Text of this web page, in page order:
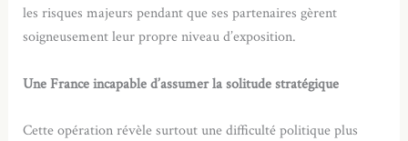
les risques majeurs pendant que ses partenaires gèrent
soigneusement leur propre niveau d’exposition.
Une France incapable d’assumer la solitude stratégique
Cette opération révèle surtout une difficulté politique plus